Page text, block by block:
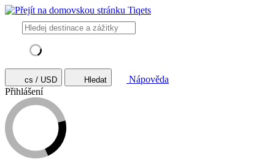
cs / USD Hledat
Nápověda
Přihlášení